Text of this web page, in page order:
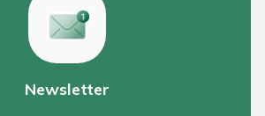
Newsletter